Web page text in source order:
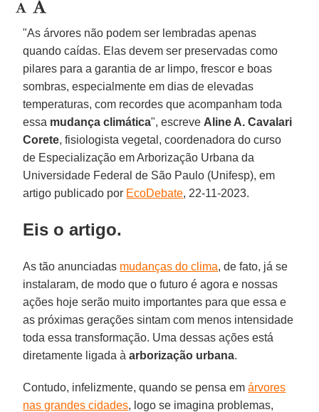
"As árvores não podem ser lembradas apenas
quando caídas. Elas devem ser preservadas como
pilares para a garantia de ar limpo, frescor e boas
sombras, especialmente em dias de elevadas
temperaturas, com recordes que acompanham toda
essa mudança climática", escreve Aline A. Cavalari
Corete, fisiologista vegetal, coordenadora do curso
de Especialização em Arborização Urbana da
Universidade Federal de São Paulo (Unifesp), em
artigo publicado por EcoDebate, 22-11-2023.
Eis o artigo.
As tão anunciadas mudanças do clima, de fato, já se
instalaram, de modo que o futuro é agora e nossas
ações hoje serão muito importantes para que essa e
as próximas gerações sintam com menos intensidade
toda essa transformação. Uma dessas ações está
diretamente ligada àarborização urbana.
Contudo, infelizmente, quando se pensa emárvores
nas grandes cidades, logo se imagina problemas,